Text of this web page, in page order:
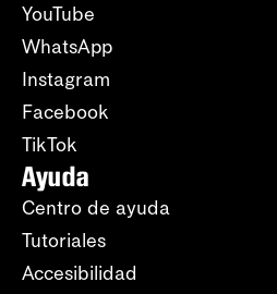
YouTube
WhatsApp
Instagram
Facebook
TikTok
Ayuda
Centro de ayuda
Tutoriales
Accesibilidad